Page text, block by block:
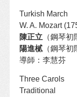
Turkish March
W. A. Mozart
陳正立 （鋼琴初
陽進樲 （鋼琴初
導師：李慧芬
Three Carols
Traditional